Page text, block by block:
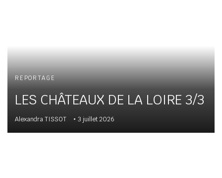
REPORTAGE
LES CHÂTEAUX DE LA LOIRE 3/3
Alexandra TISSOT 3 juillet 2026